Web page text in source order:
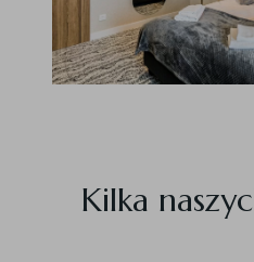
Kilka